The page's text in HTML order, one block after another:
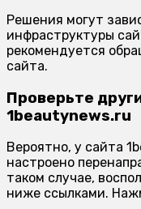
Решения могут
инфраструктуры
рекомендуется
сайта.
Проверьте
1beautynews.ru
Вероятно, у сайта
настроено
таком случае,
ниже ссылками.